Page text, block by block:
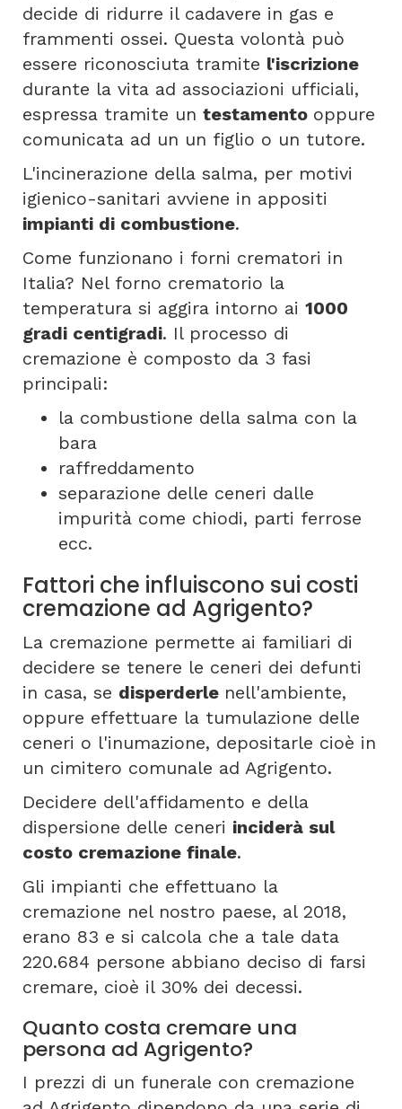
decide di ridurre il cadavere in gas e
frammenti ossei. Questa volontà può
essere riconosciuta tramite l'iscrizione
durante la vita ad associazioni ufficiali,
espressa tramite un testamento oppure
comunicata ad un un figlio o un tutore.
L'incinerazione della salma, per motivi
igienico-sanitari avviene in appositi
impianti di combustione.
Come funzionano i forni crematori in
Italia? Nel forno crematorio la
temperatura si aggira intorno ai 1000
gradi centigradi. Il processo di
cremazione è composto da 3 fasi
principali:
la combustione della salma con la
bara
raffreddamento
separazione delle ceneri dalle
impurità come chiodi, parti ferrose
ecc.
Fattori che influiscono sui costi
cremazione ad Agrigento?
La cremazione permette ai familiari di
decidere se tenere le ceneri dei defunti
in casa, se disperderle nell'ambiente,
oppure effettuare la tumulazione delle
ceneri o l'inumazione, depositarle cioè in
un cimitero comunale ad Agrigento.
Decidere dell'affidamento e della
dispersione delle ceneri inciderà sul
costo cremazione finale.
Gli impianti che effettuano la
cremazione nel nostro paese, al 2018,
erano 83 e si calcola che a tale data
220.684 persone abbiano deciso di farsi
cremare, cioè il 30% dei decessi.
Quanto costa cremare una
persona ad Agrigento?
I prezzi di un funerale con cremazione